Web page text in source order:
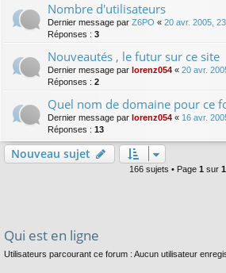
Nombre d'utilisateurs
Dernier message par Z6PO « 20 avr. 2005,
Réponses : 3
Nouveautés , le futur sur ce site
Dernier message par lorenz054 « 20 avr.
Réponses : 2
Quel nom de domaine pour ce
Dernier message par lorenz054 « 16 avr.
Réponses : 13
Nouveau sujet
166 sujets • Page 1 sur 1
Qui est en ligne
Utilisateurs parcourant ce forum : Aucun utilisateur